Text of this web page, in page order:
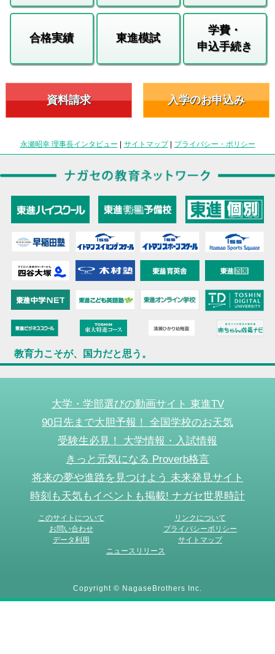
合格実績 東進模試
学費・
申込手続き
資料請求 入学のお申込み
永瀬昭幸 理事長インタビュー サイトマップ| プライバシー・ポリシー
教育力こそが、国力だと思う。
大学・学部選びの動画サイト 東進TV
90日先まで大胆予報！ 全国学校のお天気
受験生必見！ 大学情報・入試情報
きっと元気になる Proverb格言
将来の夢や進路を見つけよう 未来発見サイト
時刻も天気もイベントも掲載! ナガセ世界時計
このサイトについて
リンクについて
お問い合わせ
プライバシーポリシー
データ利用
サイトマップ
ニュースリリース
Copyright © NagaseBrothers Inc.